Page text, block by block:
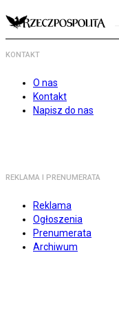
KONTAKT
O nas
Kontakt
Napisz do nas
REKLAMA I PRENUMERATA
Reklama
Ogłoszenia
Prenumerata
Archiwum